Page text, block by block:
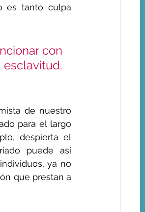
es tanto culpa
con
de nuestro
para el largo
despierta el
puede así
ya no
que prestan a